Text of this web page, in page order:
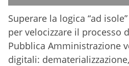
Superare la logica “ad
per velocizzare il processo
Pubblica Amministrazione
digitali: